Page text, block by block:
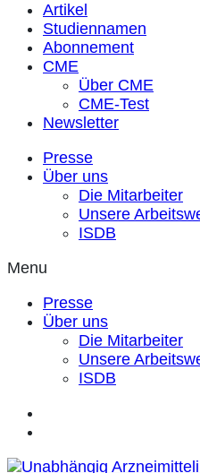
Artikel
Studiennamen
Abonnement
CME
Über CME
CME-Test
Newsletter
Presse
Über uns
Die Mitarbeiter
Unsere
ISDB
Menu
Presse
Über uns
Die Mitarbeiter
Unsere
ISDB